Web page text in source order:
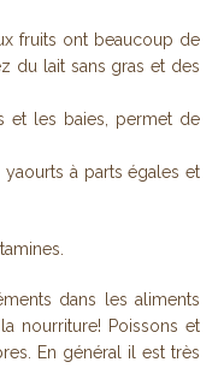
fruits ont beaucoup de
du lait sans gras et des
et les baies, permet de
à parts égales et
dans les aliments
nourriture! Poissons et
En général il est très